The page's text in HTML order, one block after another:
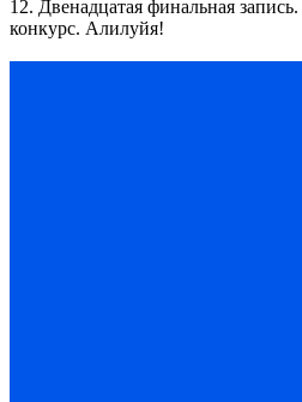
12. Двенадцатая финальная
конкурс. Алилуйя!